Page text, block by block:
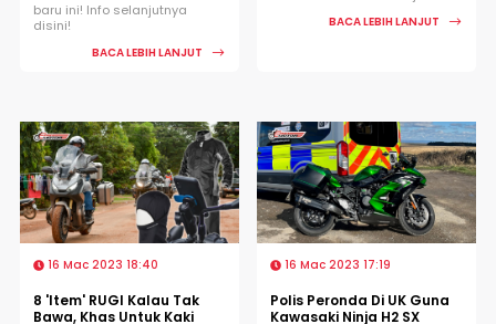
baru ini! Info selanjutnya
disini!
BACA LEBIH LANJUT
BACA LEBIH LANJUT
16 Mac 2023 18:40
8 'Item' RUGI Kalau Tak
Bawa, Khas Untuk Kaki
16 Mac 2023 17:19
Polis Peronda Di UK Guna
Kawasaki Ninja H2 SX